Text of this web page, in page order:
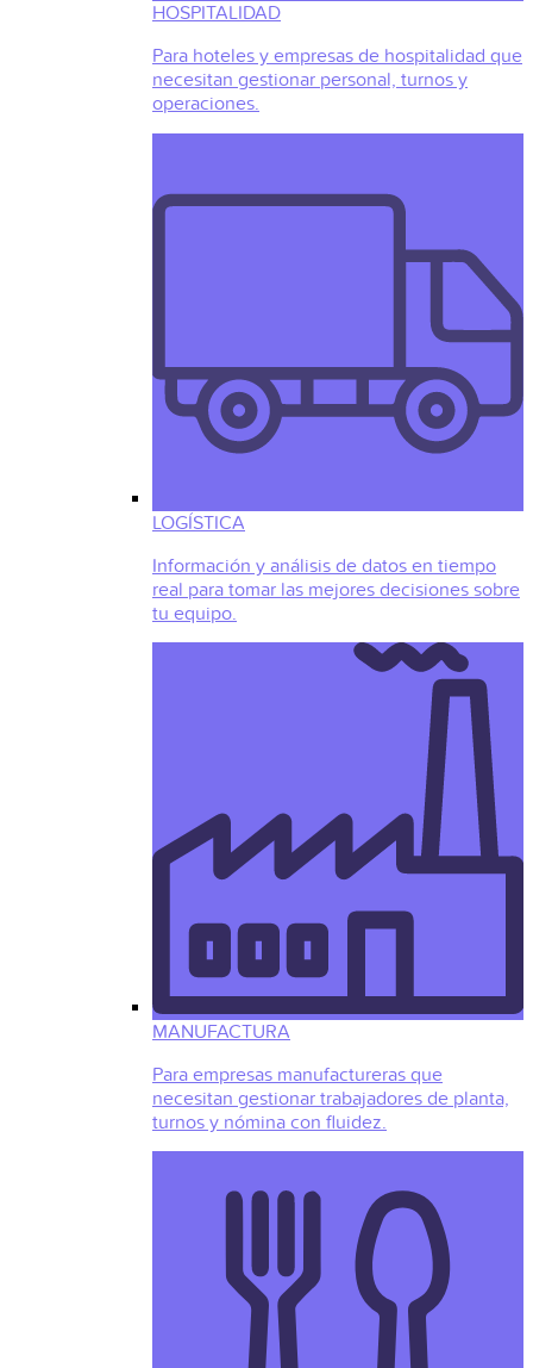
HOSPITALIDAD
Para hoteles y empresas de hospitalidad que
necesitan gestionar personal, turnos y
operaciones.
LOGÍSTICA
Información y análisis de datos en tiempo
real para tomar las mejores decisiones sobre
tu equipo.
MANUFACTURA
Para empresas manufactureras que
necesitan gestionar trabajadores de planta,
turnos y nómina con fluidez.